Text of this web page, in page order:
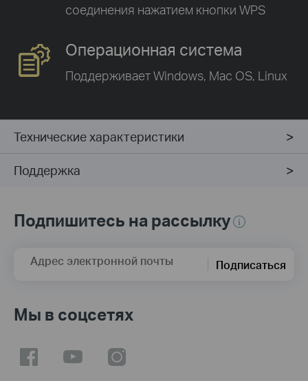
соединения нажатием кнопки WPS
Операционная система
Поддерживает Windows, Mac OS, Linux
Технические характеристики
Поддержка
Подпишитесь на рассылку
Адрес электронной почты Подписаться
Мы в соцсетях